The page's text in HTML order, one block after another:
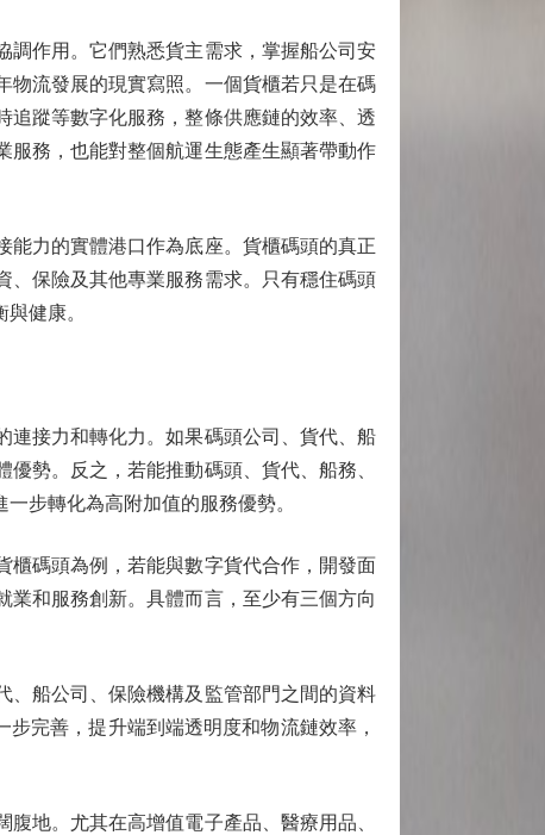
作用。它們熟悉貨主需求，掌握船公司安
物流發展的現實寫照。一個貨櫃若只是在碼
追蹤等數字化服務，整條供應鏈的效率、透
服務，也能對整個航運生態產生顯著帶動作
力的實體港口作為底座。貨櫃碼頭的真正
、保險及其他專業服務需求。只有穩住碼頭
健康。
接力和轉化力。如果碼頭公司、貨代、船
勢。反之，若能推動碼頭、貨代、船務、
步轉化為高附加值的服務優勢。
碼頭為例，若能與數字貨代合作，開發面
和服務創新。具體而言，至少有三個方向
船公司、保險機構及監管部門之間的資料
完善，提升端到端透明度和物流鏈效率，
地。尤其在高增值電子產品、醫療用品、